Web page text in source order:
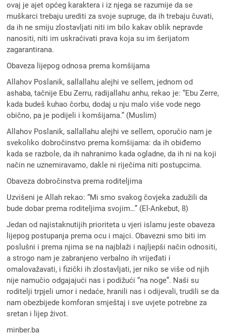
ovaj je ajet općeg karaktera i iz njega se razumije da se
muškarci trebaju urediti za svoje supruge, da ih trebaju čuvati,
da ih ne smiju zlostavljati niti im bilo kakav oblik nepravde
nanositi, niti im uskraćivati prava koja su im šerijatom
zagarantirana.
Obaveza lijepog odnosa prema komšijama
Allahov Poslanik, sallallahu alejhi ve sellem, jednom od
ashaba, tačnije Ebu Zerru, radijallahu anhu, rekao je: “Ebu Zerre,
kada budeš kuhao čorbu, dodaj u nju malo više vode nego
obično, pa je podijeli i komšijama.” (Muslim)
Allahov Poslanik, sallallahu alejhi ve sellem, oporučio nam je
svekoliko dobročinstvo prema komšijama: da ih obiđemo
kada se razbole, da ih nahranimo kada ogladne, da ih ni na koji
način ne uznemiravamo, dakle ni riječima niti postupcima.
Obaveza dobročinstva prema roditeljima
Uzvišeni je Allah rekao: “Mi smo svakog čovjeka zadužili da
bude dobar prema roditeljima svojim…” (El-Ankebut, 8)
Jedan od najistaknutijih prioriteta u vjeri islamu jeste obaveza
lijepog postupanja prema ocu i majci. Obavezni smo biti im
poslušni i prema njima se na najblaži i najljepši način odnositi,
a strogo nam je zabranjeno verbalno ih vrijeđati i
omalovažavati, i fizički ih zlostavljati, jer niko se više od njih
nije namučio odgajajući nas i podižući “na noge”. Naši su
roditelji trpjeli umor i nedaće, hranili nas i odijevali, trudili se da
nam obezbijede komforan smještaj i sve uvjete potrebne za
sretan i lijep život.
minber.ba